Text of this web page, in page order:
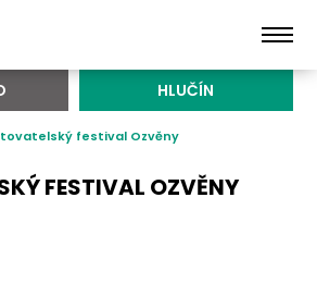
HLUČÍN
festival Ozvěny
FESTIVAL OZVĚNY